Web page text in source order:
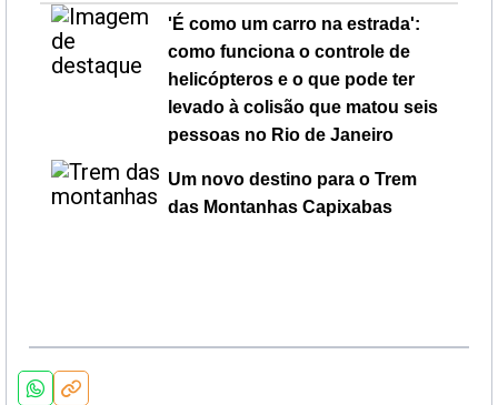
'É como um carro na estrada':
como funciona o controle de
helicópteros e o que pode ter
levado à colisão que matou seis
pessoas no Rio de Janeiro
Um novo destino para o Trem
das Montanhas Capixabas